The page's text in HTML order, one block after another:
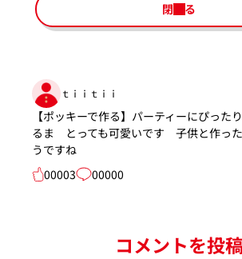
閉じる
ｔｉｉｔｉｉ
【ポッキーで作る】パーティーにぴった
るま とっても可愛いです 子供と作っ
うですね
00003
00000
コメントを投稿